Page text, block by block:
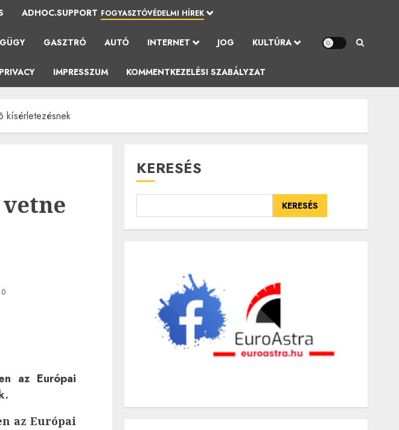
ADHOC.SUPPORT FOGYASZTÓVÉDELMI HÍREK
GASZTRÓ AUTÓ INTERNET JOG KULTÚRA
PRIVACY IMPRESSZUM KOMMENTKEZELÉSI SZABÁLYZAT
kísérletezésnek
vetne
0
az Európai
az Európai
KERESÉS
KERESÉS